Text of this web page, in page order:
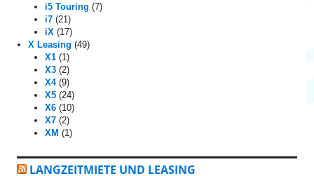
i5 Touring (7)
i7 (21)
iX (17)
X Leasing (49)
X1 (1)
X3 (2)
X4(9)
X5 (24)
X6 (10)
X7 (2)
XM (1)
LANGZEITMIETE UND LEASING